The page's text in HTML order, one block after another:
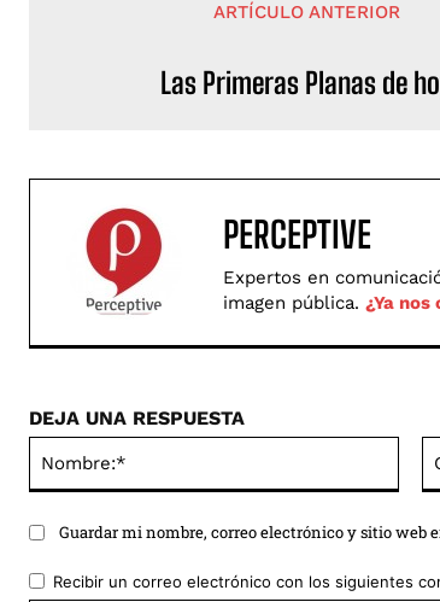
ARTÍCULO ANTERIOR
Las Primeras Planas de
PERCEPTIVE
Expertos en
imagen pública. ¿Ya nos
DEJA UNA RESPUESTA
Guardar mi nombre, correo electrónico y sitio web
Recibir un correo electrónico con los siguientes